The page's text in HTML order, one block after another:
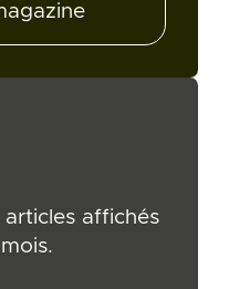
articles affichés